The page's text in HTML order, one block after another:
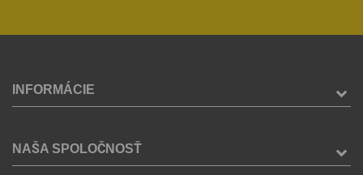
INFORMÁCIE
NAŠA SPOLOČNOSŤ